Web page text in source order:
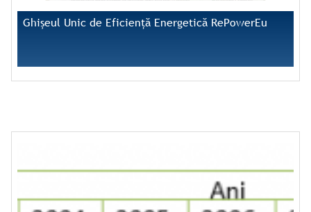
Ghișeul Unic de Eficiență Energetică RePowerEu